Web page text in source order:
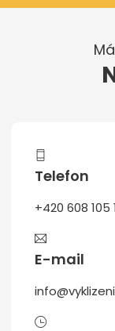
Telefon
+420 608 105
E-mail